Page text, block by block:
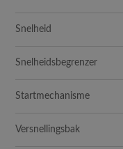
Snelheid
Snelheidsbegrenzer
Startmechanisme
Versnellingsbak